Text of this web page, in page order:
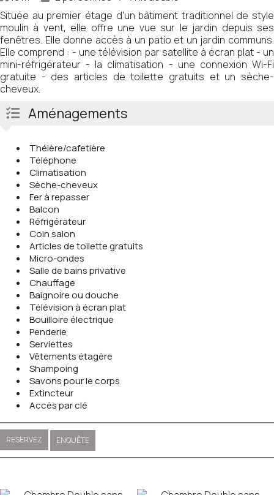
Située au premier étage d'un bâtiment traditionnel de style
moulin à vent, elle offre une vue sur le jardin depuis ses
fenêtres. Elle donne accès à un patio et un jardin communs.
Elle comprend : - une télévision par satellite à écran plat - un
mini-réfrigérateur - la climatisation - une connexion Wi-Fi
gratuite - des articles de toilette gratuits et un sèche-
cheveux.
Aménagements
Théière/cafetière
Téléphone
Climatisation
Sèche-cheveux
Fer à repasser
Balcon
Réfrigérateur
Coin salon
Articles de toilette gratuits
Micro-ondes
Salle de bains privative
Chauffage
Baignoire ou douche
Télévision à écran plat
Bouilloire électrique
Penderie
Serviettes
Vêtements étagère
Shampoing
Savons pour le corps
Extincteur
Accès par clé
RESERVEZ ENQUÊTE